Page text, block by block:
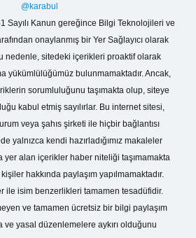
@karabul
Sayılı Kanun gereğince Bilgi Teknolojileri ve
onaylanmış bir Yer Sağlayıcı olarak
nedenle, sitedeki içerikleri proaktif olarak
yükümlülüğümüz bulunmamaktadır. Ancak,
sorumluluğunu taşımakta olup, siteye
kabul etmiş sayılırlar. Bu internet sitesi,
veya şahıs şirketi ile hiçbir bağlantısı
yalnızca kendi hazırladığımız makaleler
yer alan içerikler haber niteliği taşımamakta
hakkında paylaşım yapılmamaktadır.
ile isim benzerlikleri tamamen tesadüfidir.
ve tamamen ücretsiz bir bilgi paylaşım
ve yasal düzenlemelere aykırı olduğunu